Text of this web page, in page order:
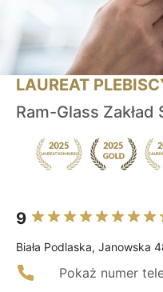
LAUREAT
Ram-Glass
9
Biała Podlaska, Janowska
Pokaż numer